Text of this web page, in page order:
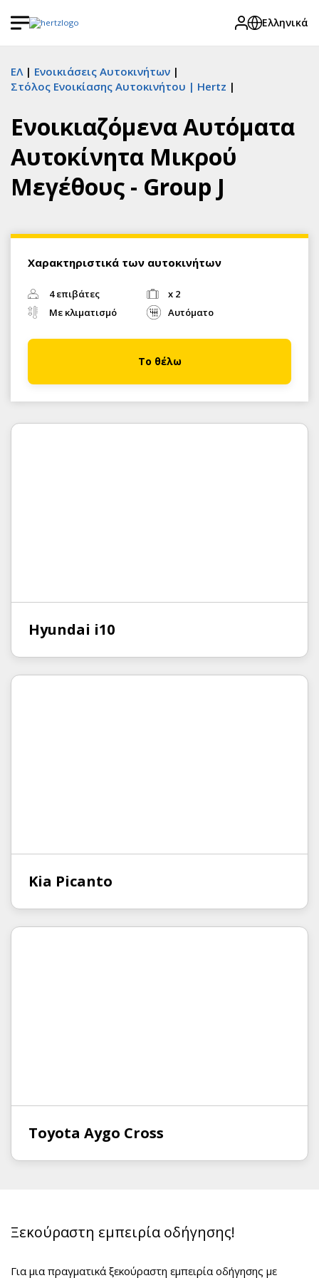
Ελληνικά
ΕΛ
Ενοικιάσεις Αυτοκινήτων
Στόλος Ενοικίασης Αυτοκινήτου | Hertz
Ενοικιαζόμενα Αυτόματα
Αυτοκίνητα Μικρού
Μεγέθους - Group J
Χαρακτηριστικά των αυτοκινήτων
4 επιβάτες
x 2
Με κλιματισμό
Αυτόματο
Το θέλω
Hyundai i10
Kia Picanto
Toyota Aygo Cross
Ξεκούραστη εμπειρία οδήγησης!
Για μια πραγματικά ξεκούραστη εμπειρία οδήγησης με